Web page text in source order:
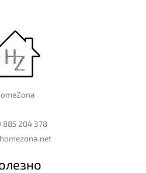
885 204 378